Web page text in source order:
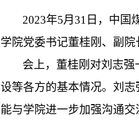
2023年5月31日，中国
学院党委书记董桂刚、副院
会上，董桂刚对刘志强
设等各方的基本情况。刘
能与学院进一步加强沟通交